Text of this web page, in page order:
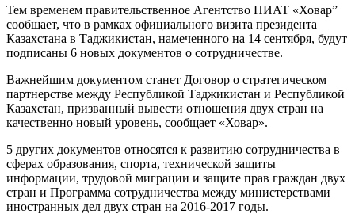
Тем временем правительственное Агентство НИАТ «Ховар”
сообщает, что в рамках официального визита президента
Казахстана в Таджикистан, намеченного на 14 сентября, будут
подписаны 6 новых документов о сотрудничестве.
Важнейшим документом станет Договор о стратегическом
партнерстве между Республикой Таджикистан и Республикой
Казахстан, призванный вывести отношения двух стран на
качественно новый уровень, сообщает «Ховар».
5 других документов относятся к развитию сотрудничества в
сферах образования, спорта, технической защиты
информации, трудовой миграции и защите прав граждан двух
стран и Программа сотрудничества между министерствами
иностранных дел двух стран на 2016-2017 годы.